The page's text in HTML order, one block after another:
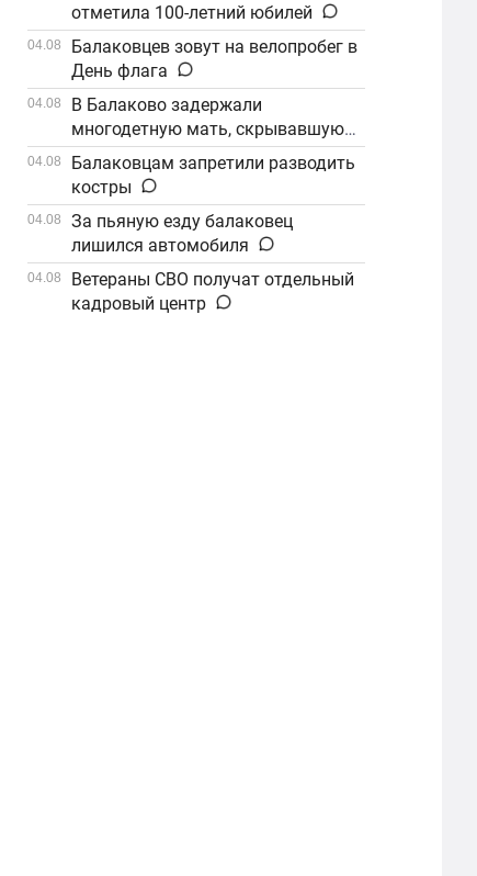
отметила 100-летний юбилей
04.08
Балаковцев зовут на велопробег в
День флага
04.08
В Балаково задержали
многодетную мать, скрывавшуюся
от алиментов
04.08
Балаковцам запретили разводить
костры
04.08
За пьяную езду балаковец
лишился автомобиля
04.08
Ветераны СВО получат отдельный
кадровый центр